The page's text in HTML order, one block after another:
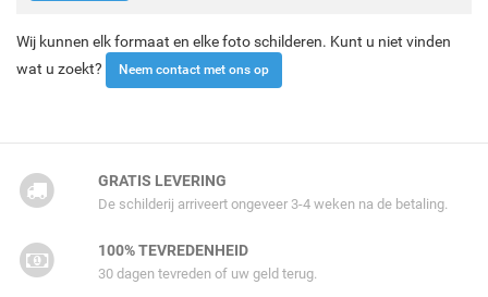
Wij kunnen elk formaat en elke foto schilderen. Kunt u niet vinden
wat u zoekt?
Neem contact met ons op
GRATIS LEVERING
De schilderij arriveert ongeveer 3-4 weken na de betaling.
100% TEVREDENHEID
30 dagen tevreden of uw geld terug.